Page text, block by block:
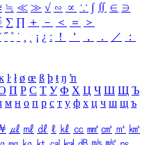
≒ ≪ ≫ √ ∽ ∝ ∵ ∫ ∬ ∈ ∋
∑ ∏ ＋ － ＜ ＝
＞
˝ ˚ ˙ ¸ ¡ ¿ ː ！ ＇ ， ． ／
：
ŀ ł ø œ ß þ ŧ ŋ ŉ
П Р С Т У Ф Х Ц Ч Ш Щ Ъ
м н о п р с т у ф х ц ч ш щ ъ
㎕ ㎖ ㎗ ℓ ㎘ ㏄ ㎣ ㎤ ㎥ ㎦